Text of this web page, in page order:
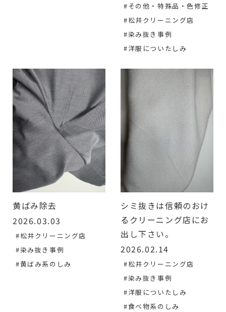
#その他・特殊品・色修正
#松井クリーニング店
#染み抜き事例
#洋服についたしみ
黄ばみ除去
2026.03.03
#松井クリーニング店
#染み抜き事例
#黄ばみ系のしみ
シミ抜きは信頼のおけ
るクリーニング店にお
出し下さい。
2026.02.14
#松井クリーニング店
#染み抜き事例
#洋服についたしみ
#食べ物系のしみ